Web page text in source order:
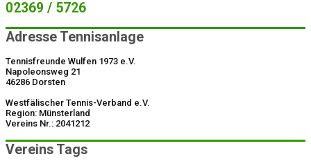
02369 / 5726
Adresse Tennisanlage
Tennisfreunde Wulfen 1973 e.V.
Napoleonsweg 21
46286 Dorsten
Westfälischer Tennis-Verband e.V.
Region: Münsterland
Vereins Nr.: 2041212
Vereins Tags